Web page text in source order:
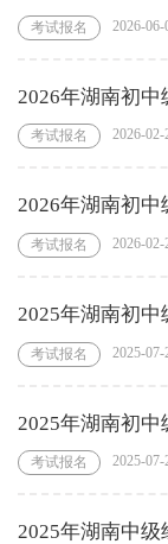
考试报名 2026-06-
2026年湖南初中
考试报名 2026-02-
2026年湖南初
考试报名 2026-02-
2025年湖南初中
考试报名 2025-07-
2025年湖南初
考试报名 2025-07-
2025年湖南中